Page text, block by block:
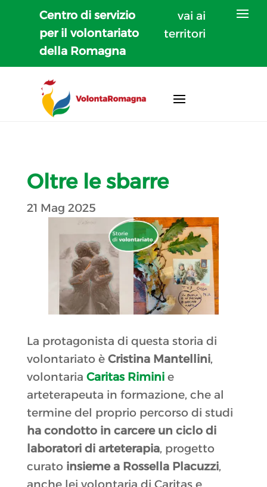
Centro di servizio
per il volontariato
della Romagna
vai ai
territori
Oltre le sbarre
21 Mag 2025
La protagonista di questa storia di
volontariato è Cristina Mantellini,
volontaria Caritas Riminie
arteterapeuta in formazione, che al
termine del proprio percorso di studi
ha condotto in carcere un ciclo di
laboratori di arteterapia, progetto
curato insieme a Rossella Placuzzi,